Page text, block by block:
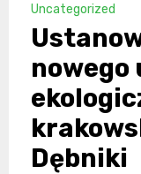
Uncategorized
nowego
Dębniki